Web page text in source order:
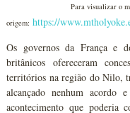
Para visualizar o
origem:https://
Os governos da França e
britânicos ofereceram
territórios na região do Nilo,
alcançado nenhum acordo
acontecimento que poderia